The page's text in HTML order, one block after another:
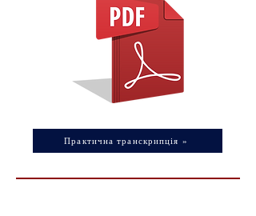
私たちの大きな励みとなります。
また会場提供をはじめご支援・ご協賛をいただい
た日本食レストラン Torisho Ukraine にも感謝申し
上げます。
日本語オリンピック実行委員会のウクライナ日本
語教師会員のみなさん、各大学での予選に参加し
た皆さんがいっしょになり、深夜早朝にかけての
無事に達成できました。
Практична транскрипція »